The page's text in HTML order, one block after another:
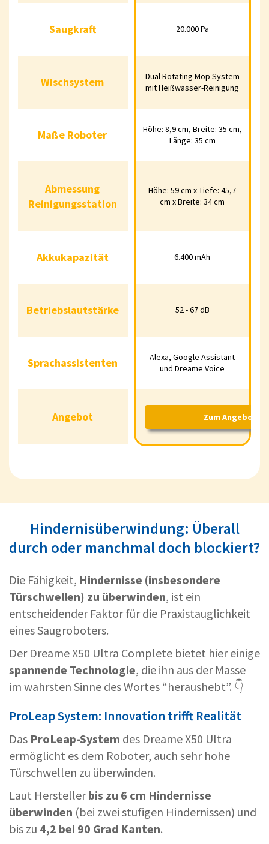
Saugkraft
Wischsystem
Dual Rotating Mop System mit
Reinigung
Maße Roboter Höhe: 8,9 cm, Breite: 35 cm,
Abmessung
Reinigungsstation
Akkukapazität
Betriebslautstärke
Sprachassistenten Alexa, Google Assistant und
Angebot
Zum Angebot*
20.000 Pa
Dual Rotating Mop System
mit Heißwasser-Reinigung
Höhe: 8,9 cm, Breite: 35 cm,
Länge: 35 cm
Höhe: 59 cm x Tiefe: 45,7
cm x Breite: 34 cm
6.400 mAh
52 - 67 dB
Alexa, Google Assistant
und Dreame Voice
Zum Angebot*
Saugkraft
Wischsystem
Maße Roboter
Abmessung
Reinigungsstation
Akkukapazität
Betriebslautstärke
Sprachassistenten
Angebot
Hindernisüberwindung: Überall
durch oder manchmal doch blockiert?
Die Fähigkeit, Hindernisse (insbesondere
Türschwellen) zu überwinden, ist ein
entscheidender Faktor für die Praxistauglichkeit
eines Saugroboters.
Der Dreame X50 Ultra Complete bietet hier einige
spannende Technologie, die ihn aus der Masse
im wahrsten Sinne des Wortes “heraushebt”. 👇
ProLeap System: Innovation trifft Realität
Das ProLeap-System des Dreame X50 Ultra
ermöglicht es dem Roboter, auch sehr hohe
Türschwellen zu überwinden.
Laut Herstellerbis zu 6 cm Hindernisse
überwinden (bei zwei stufigen Hindernissen) und
bis zu 4,2 bei 90 Grad Kanten.